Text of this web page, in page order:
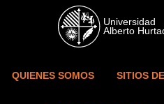
Skip to main content
QUIENES SOMOS SITIOS